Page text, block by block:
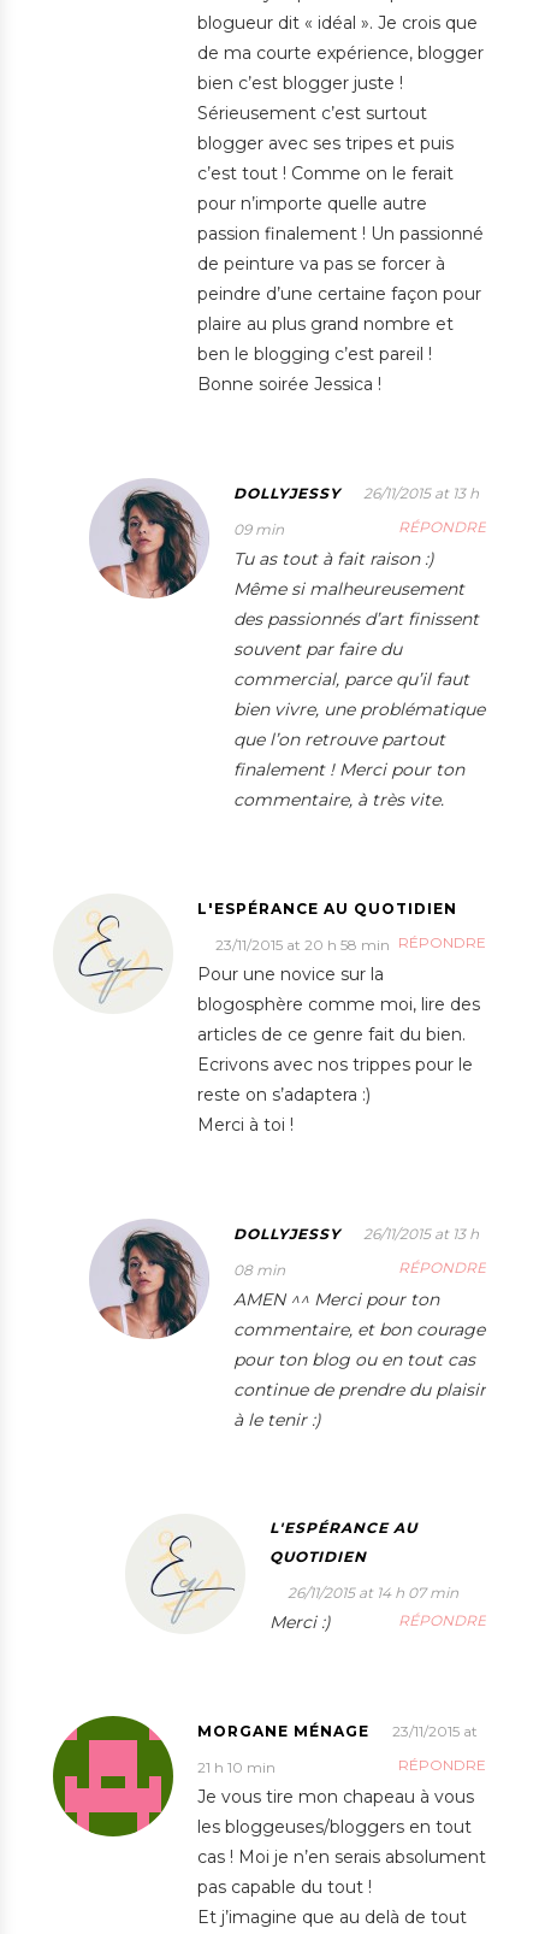
blogueur dit « idéal ». Je crois que
de ma courte expérience, blogger
bien c’est blogger juste !
Sérieusement c’est surtout
blogger avec ses tripes et puis
c’est tout ! Comme on le ferait
pour n’importe quelle autre
passion finalement ! Un passionné
de peinture va pas se forcer à
peindre d’une certaine façon pour
plaire au plus grand nombre et
ben le blogging c’est pareil !
Bonne soirée Jessica !
DOLLYJESSY
26/11/2015 at 13 h
09 min
RÉPONDRE
Tu as tout à fait raison :)
Même si malheureusement
des passionnés d’art finissent
souvent par faire du
commercial, parce qu’il faut
bien vivre, une problématique
que l’on retrouve partout
finalement ! Merci pour ton
commentaire, à très vite.
L'ESPÉRANCE AU QUOTIDIEN
23/11/2015 at 20 h 58 min RÉPONDRE
Pour une novice sur la
blogosphère comme moi, lire des
articles de ce genre fait du bien.
Ecrivons avec nos trippes pour le
reste on s’adaptera :)
Merci à toi !
DOLLYJESSY
26/11/2015 at 13 h
08 min
RÉPONDRE
AMEN ^^ Merci pour ton
commentaire, et bon courage
pour ton blog ou en tout cas
continue de prendre du plaisir
à le tenir :)
L'ESPÉRANCE AU
QUOTIDIEN
26/11/2015 at 14 h 07 min
RÉPONDRE
Merci :)
MORGANE MÉNAGE
23/11/2015 at
21 h 10 min
RÉPONDRE
Je vous tire mon chapeau à vous
les bloggeuses/bloggers en tout
cas ! Moi je n’en serais absolument
pas capable du tout !
Et j’imagine que au delà de tout